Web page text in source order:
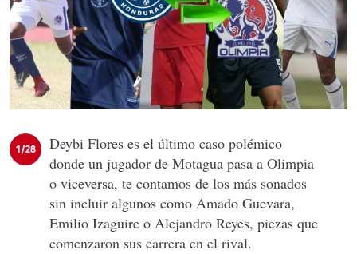
1/28
Deybi Flores es el último caso polémico
donde un jugador de Motagua pasa a Olimpia
o viceversa, te contamos de los más sonados
sin incluir algunos como Amado Guevara,
Emilio Izaguire o Alejandro Reyes, piezas que
comenzaron sus carrera en el rival.